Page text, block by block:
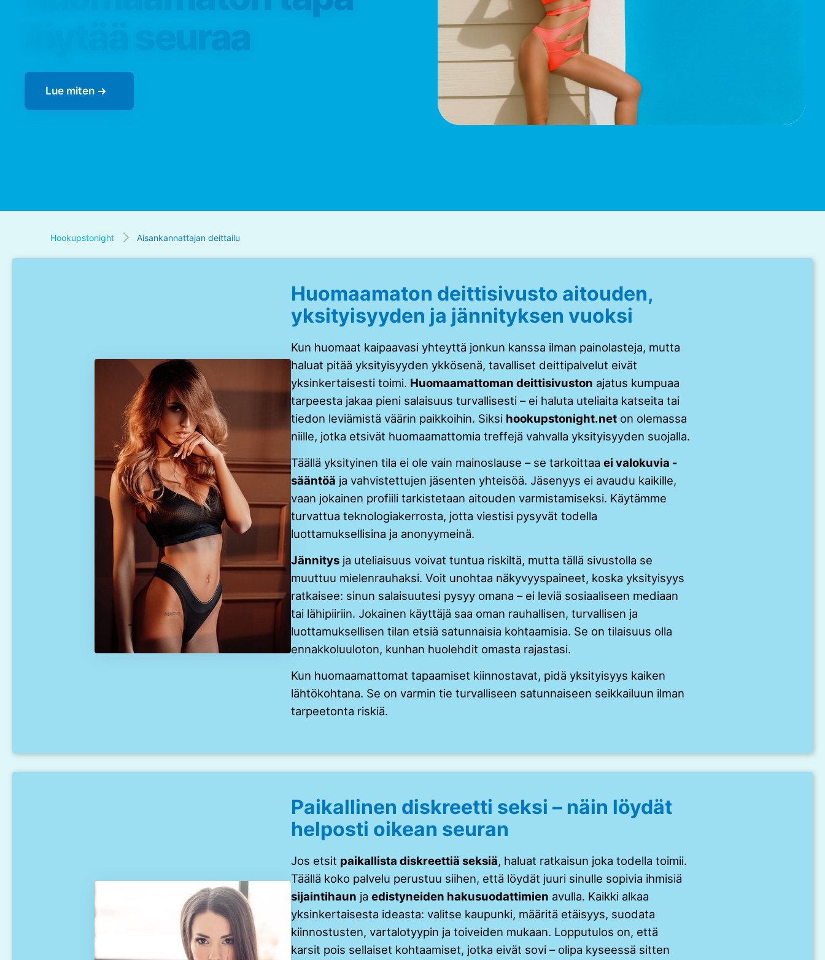
löytää seuraa
Lue miten
Hookupstonight Aisankannattajan deittailu
Huomaamaton deittisivusto aitouden,
yksityisyyden ja jännityksen vuoksi
Kun huomaat kaipaavasi yhteyttä jonkun kanssa ilman painolasteja, mutta
haluat pitää yksityisyyden ykkösenä, tavalliset deittipalvelut eivät
yksinkertaisesti toimi. Huomaamattoman deittisivuston ajatus kumpuaa
tarpeesta jakaa pieni salaisuus turvallisesti – ei haluta uteliaita katseita tai
tiedon leviämistä väärin paikkoihin. Siksi hookupstonight.net on olemassa
niille, jotka etsivät huomaamattomia treffejä vahvalla yksityisyyden suojalla.
Täällä yksityinen tila ei ole vain mainoslause – se tarkoittaa ei valokuvia -
sääntöä ja vahvistettujen jäsenten yhteisöä. Jäsenyys ei avaudu kaikille,
vaan jokainen profiili tarkistetaan aitouden varmistamiseksi. Käytämme
turvattua teknologiakerrosta, jotta viestisi pysyvät todella
luottamuksellisina ja anonyymeinä.
Jännitys ja uteliaisuus voivat tuntua riskiltä, mutta tällä sivustolla se
muuttuu mielenrauhaksi. Voit unohtaa näkyvyyspaineet, koska yksityisyys
ratkaisee: sinun salaisuutesi pysyy omana – ei leviä sosiaaliseen mediaan
tai lähipiiriin. Jokainen käyttäjä saa oman rauhallisen, turvallisen ja
luottamuksellisen tilan etsiä satunnaisia kohtaamisia. Se on tilaisuus olla
ennakkoluuloton, kunhan huolehdit omasta rajastasi.
Kun huomaamattomat tapaamiset kiinnostavat, pidä yksityisyys kaiken
lähtökohtana. Se on varmin tie turvalliseen satunnaiseen seikkailuun ilman
tarpeetonta riskiä.
Paikallinen diskreetti seksi – näin löydät
helposti oikean seuran
Jos etsit paikallista diskreettiä seksiä, haluat ratkaisun joka todella toimii.
Täällä koko palvelu perustuu siihen, että löydät juuri sinulle sopivia ihmisiä
sijaintihaun ja edistyneiden hakusuodattimien avulla. Kaikki alkaa
yksinkertaisesta ideasta: valitse kaupunki, määritä etäisyys, suodata
kiinnostusten, vartalotyypin ja toiveiden mukaan. Lopputulos on, että
karsit pois sellaiset kohtaamiset, jotka eivät sovi – olipa kyseessä sitten